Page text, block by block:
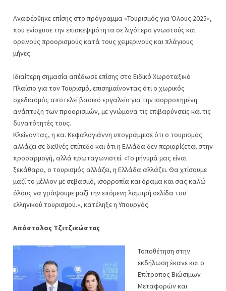
Αναφέρθηκε επίσης στο πρόγραμμα «Τουρισμός για Όλους 2025»,
που ενίσχυσε την επισκεψιμότητα σε λιγότερο γνωστούς και
ορεινούς προορισμούς κατά τους χειμερινούς και πλάγιους
μήνες.
Ιδιαίτερη σημασία απέδωσε επίσης στο Ειδικό Χωροταξικό
Πλαίσιο για τον Τουρισμό, επισημαίνοντας ότι ο χωρικός
σχεδιασμός αποτελεί βασικό εργαλείο για την ισορροπημένη
ανάπτυξη των προορισμών, με γνώμονα τις επιβαρύνσεις και τις
δυνατότητές τους.
Κλείνοντας, η κα. Κεφαλογιάννη υπογράμμισε ότι ο τουρισμός
αλλάζει σε διεθνές επίπεδο και ότι η Ελλάδα δεν περιορίζεται στην
προσαρμογή, αλλά πρωταγωνιστεί. «Το μήνυμά μας είναι
ξεκάθαρο, ο τουρισμός αλλάζει, η Ελλάδα αλλάζει. Θα χτίσουμε
μαζί το μέλλον με σεβασμό, ισορροπία και όραμα και σας καλώ
όλους να γράψουμε μαζί την επόμενη λαμπρή σελίδα του
ελληνικού τουρισμού.», κατέληξε η Υπουργός.
Απόστολος Τζιτζικώστας
Τοποθέτηση στην
εκδήλωση έκανε και ο
Επίτροπος Βιώσιμων
Μεταφορών και